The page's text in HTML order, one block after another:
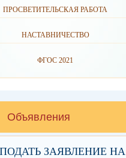
ПРОСВЕТИТЕЛЬСКАЯ РАБОТА
НАСТАВНИЧЕСТВО
ФГОС 2021
Объявления
ЗАЯВЛЕНИЕ НА